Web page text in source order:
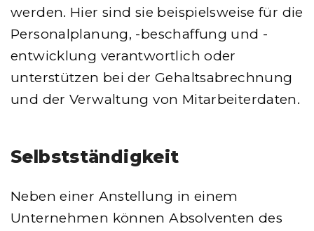
werden. Hier sind sie beispielsweise für die
Personalplanung, -beschaffung und -
entwicklung verantwortlich oder
unterstützen bei der Gehaltsabrechnung
und der Verwaltung von Mitarbeiterdaten.
Selbstständigkeit
Neben einer Anstellung in einem
Unternehmen können Absolventen des